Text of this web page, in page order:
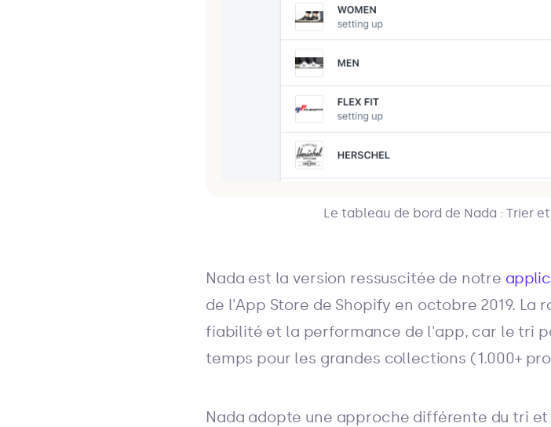
Le tableau de bord de Nada : Trier
Nada est la version ressuscitée de notre
de l'App Store de Shopify en octobre 2019.
fiabilité et la performance de l'app, car le tri
temps pour les grandes collections (1.000+
Nada adopte une approche différente du tri